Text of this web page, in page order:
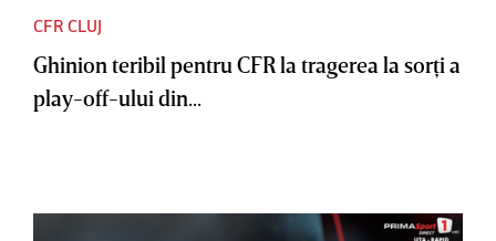
CFR CLUJ
Ghinion teribil pentru CFR la tragerea la sorţi a
play-off-ului din...